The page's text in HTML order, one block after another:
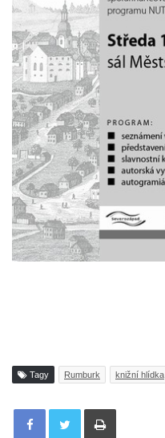
Tagy Rumburk knižní hlídka
Tisknout